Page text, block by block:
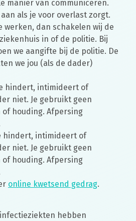
manier van communiceren.
als je voor overlast zorgt.
werken, dan schakelen wij de
in of de politie. Bij
we aangifte bij de politie. De
we jou (als de dader)
hindert, intimideert of
niet. Je gebruikt geen
houding. Afpersing
hindert, intimideert of
niet. Je gebruikt geen
houding. Afpersing
online kwetsend gedrag.
hebben